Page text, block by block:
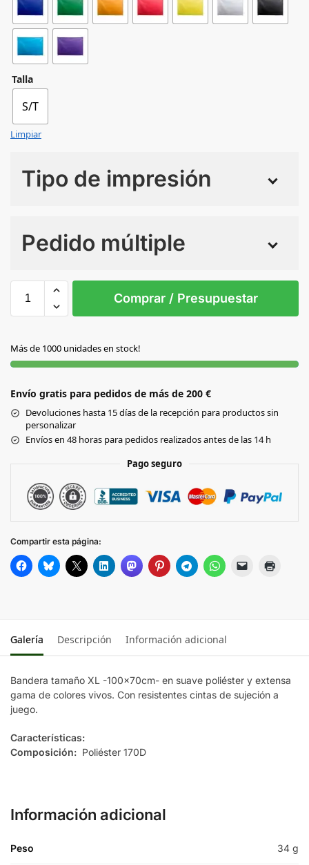
Talla
S/T
Limpiar
Tipo de impresión
Pedido múltiple
AZUL CLARO
NARANJA
AMARILLO
NEGRO
Comprar / Presupuestar
Más de 1000 unidades en stock!
Envío gratis para pedidos de más de 200 €
Devoluciones hasta 15 días de la recepción para productos sin
personalizar
Envíos en 48 horas para pedidos realizados antes de las 14 h
Pago seguro
Compartir esta página:
Galería Descripción Información adicional
Bandera tamaño XL -100x70cm- en suave poliéster y extensa
gama de colores vivos. Con resistentes cintas de sujeción a
juego.
Características:
Composición: Poliéster 170D
Información adicional
Peso 34 g